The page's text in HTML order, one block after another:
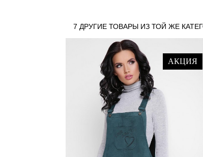
7 ДРУГИЕ ТОВАРЫ ИЗ ТОЙ ЖЕ
АКЦИЯ